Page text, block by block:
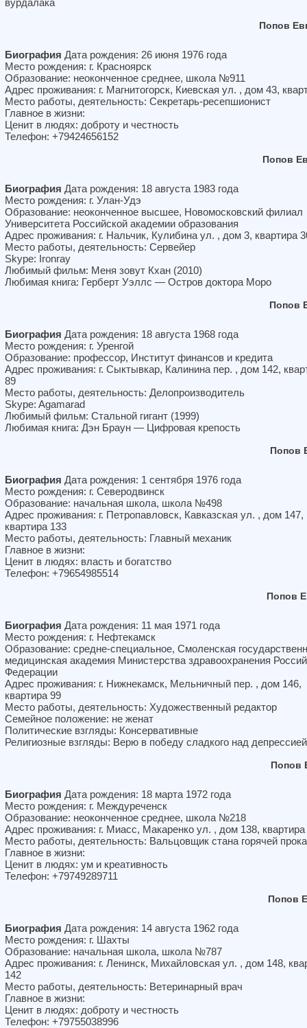
вурдалака
Попов
Биография Дата рождения: 26 июня 1976 года
Место рождения: г. Красноярск
Образование: неоконченное среднее, школа №911
Адрес проживания: г. Магнитогорск, Киевская ул. , дом 43,
Место работы, деятельность: Секретарь-ресепшионист
Главное в жизни:
Ценит в людях: доброту и честность
Телефон: +79424656152
Попов
Биография Дата рождения: 18 августа 1983 года
Место рождения: г. Улан-Удэ
Образование: неоконченное высшее, Новомосковский филиал
Университета Российской академии образования
Адрес проживания: г. Нальчик, Кулибина ул. , дом 3, квартира
Место работы, деятельность: Сервейер
Skype: Ironray
Любимый фильм: Меня зовут Кхан (2010)
Любимая книга: Герберт Уэллс — Остров доктора Моро
Попов
Биография Дата рождения: 18 августа 1968 года
Место рождения: г. Уренгой
Образование: профессор, Институт финансов и кредита
Адрес проживания: г. Сыктывкар, Калинина пер. , дом 142,
89
Место работы, деятельность: Делопроизводитель
Skype: Agamarad
Любимый фильм: Стальной гигант (1999)
Любимая книга: Дэн Браун — Цифровая крепость
Попов
Биография Дата рождения: 1 сентября 1976 года
Место рождения: г. Северодвинск
Образование: начальная школа, школа №498
Адрес проживания: г. Петропавловск, Кавказская ул. , дом 147,
квартира 133
Место работы, деятельность: Главный механик
Главное в жизни:
Ценит в людях: власть и богатство
Телефон: +79654985514
Попов
Биография Дата рождения: 11 мая 1971 года
Место рождения: г. Нефтекамск
Образование: средне-специальное, Смоленская
медицинская академия Министерства здравоохранения
Федерации
Адрес проживания: г. Нижнекамск, Мельничный пер. , дом 146,
квартира 99
Место работы, деятельность: Художественный редактор
Семейное положение: не женат
Политические взгляды: Консервативные
Религиозные взгляды: Верю в победу сладкого над депрессией
Попов
Биография Дата рождения: 18 марта 1972 года
Место рождения: г. Междуреченск
Образование: неоконченное среднее, школа №218
Адрес проживания: г. Миасс, Макаренко ул. , дом 138, квартира
Место работы, деятельность: Вальцовщик стана горячей
Главное в жизни:
Ценит в людях: ум и креативность
Телефон: +79749289711
Попов
Биография Дата рождения: 14 августа 1962 года
Место рождения: г. Шахты
Образование: начальная школа, школа №787
Адрес проживания: г. Ленинск, Михайловская ул. , дом 148,
142
Место работы, деятельность: Ветеринарный врач
Главное в жизни:
Ценит в людях: доброту и честность
Телефон: +79755038996